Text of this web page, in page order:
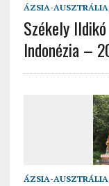
ÁZSIA-AUSZTRÁLIA
Székely
Indonézia –
ÁZSIA-AUSZTRÁLIA